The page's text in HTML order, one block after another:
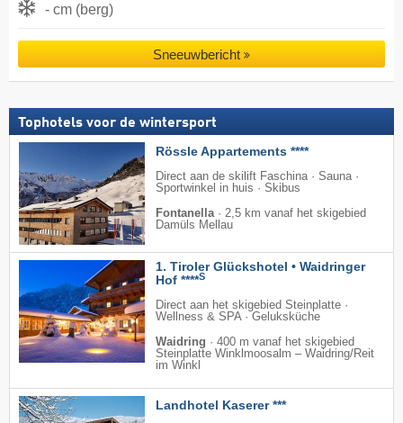
- cm (berg)
Sneeuwbericht
Tophotels voor de wintersport
Rössle Appartements ****
Direct aan de skilift Faschina · Sauna ·
Sportwinkel in huis · Skibus
Fontanella · 2,5 km vanaf het skigebied
Damüls Mellau
1. Tiroler Glückshotel • Waidringer
Hof ****S
Direct aan het skigebied Steinplatte ·
Wellness & SPA · Geluksküche
Waidring · 400 m vanaf het skigebied
Steinplatte Winklmoosalm – Waidring/​Reit
im Winkl
Landhotel Kaserer ***